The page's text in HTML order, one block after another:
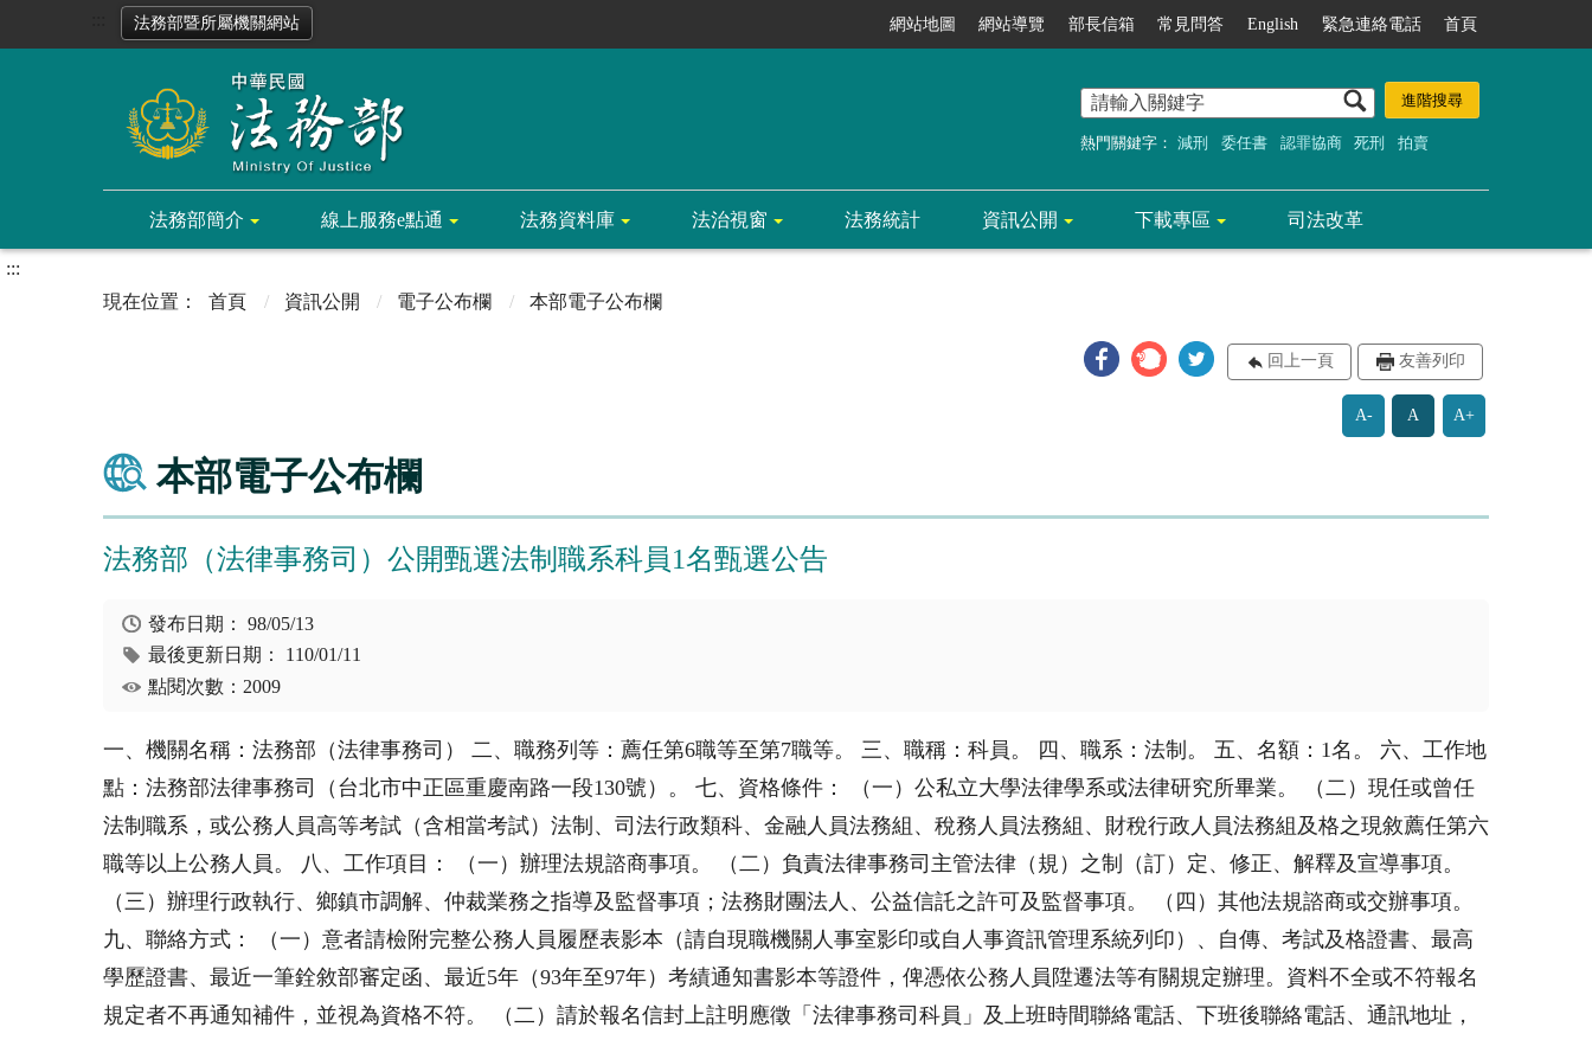
法務部暨所屬機關網站 網站地圖 網站導覽 部長信箱 常見問答 English 緊急連絡電話 首頁
熱門關鍵字： 減刑 委任書 認罪協商 死刑 拍賣
法務部簡介 線上服務e點通 法務資料庫 法治視窗 法務統計 資訊公開 下載專區 司法改革
:::
首頁
資訊公開 電子公布欄 本部電子公布欄
回上一頁 友善列印
A- A A+
本部電子公布欄
法務部（法律事務司）公開甄選法制職系科員1名甄選公告
發布日期：98/05/13
最後更新日期： 110/01/11
點閱次數：2009
一、機關名稱：法務部（法律事務司） 二、職務列等：薦任第6職等至第7職等。 三、職稱：科員。 四、職系：法制。 五、名額：1名。 六、工作地
點：法務部法律事務司（台北市中正區重慶南路一段130號）。 七、資格條件： （一）公私立大學法律學系或法律研究所畢業。 （二）現任或曾任
法制職系，或公務人員高等考試（含相當考試）法制、司法行政類科、金融人員法務組、稅務人員法務組、財稅行政人員法務組及格之現敘薦任第六
職等以上公務人員。 八、工作項目： （一）辦理法規諮商事項。 （二）負責法律事務司主管法律（規）之制（訂）定、修正、解釋及宣導事項。
（三）辦理行政執行、鄉鎮市調解、仲裁業務之指導及監督事項；法務財團法人、公益信託之許可及監督事項。 （四）其他法規諮商或交辦事項。
九、聯絡方式： （一）意者請檢附完整公務人員履歷表影本（請自現職機關人事室影印或自人事資訊管理系統列印）、自傳、考試及格證書、最高
學歷證書、最近一筆銓敘部審定函、最近5年（93年至97年）考績通知書影本等證件，俾憑依公務人員陞遷法等有關規定辦理。資料不全或不符報名
規定者不再通知補件，並視為資格不符。 （二）請於報名信封上註明應徵「法律事務司科員」及上班時間聯絡電話、下班後聯絡電話、通訊地址，